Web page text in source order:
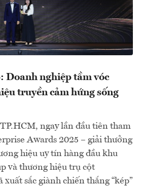
Doanh nghiệp tầm vóc
truyền cảm hứng sống
ngay lần đầu tiên tham
Awards 2025 – giải thưởng
hiệu uy tín hàng đầu khu
và thương hiệu trụ cột
xuất sắc giành chiến thắng “kép”